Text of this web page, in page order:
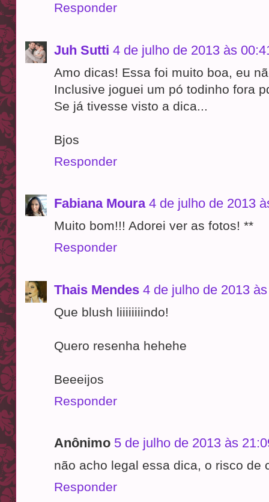
Responder
Juh Sutti 4 de julho de 2013 às
Amo dicas! Essa foi muito boa, eu
Inclusive joguei um pó todinho fora
Se já tivesse visto a dica...
Bjos
Responder
Fabiana Moura 4 de julho de 2013
Muito bom!!! Adorei ver as fotos! **
Responder
Thais Mendes 4 de julho de 2013
Que blush liiiiiiiindo!
Quero resenha hehehe
Beeeijos
Responder
Anônimo 5 de julho de 2013 às
não acho legal essa dica, o risco de
Responder